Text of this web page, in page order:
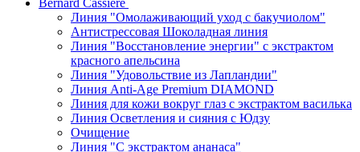
Bernard Cassiere
Линия "Омолаживающий уход с бакучиолом"
Антистрессовая Шоколадная линия
Линия "Восстановление энергии" с экстрактом
красного апельсина
Линия "Удовольствие из Лапландии"
Линия Anti-Age Premium DIAMOND
Линия для кожи вокруг глаз с экстрактом василька
Линия Осветления и сияния с Юдзу
Очищение
Линия "С экстрактом ананаса"